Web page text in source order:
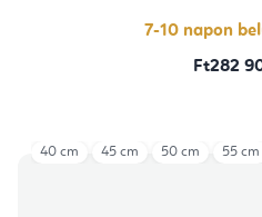
7-10 napon
Ft282
40 cm 45 cm 50 cm 55 cm